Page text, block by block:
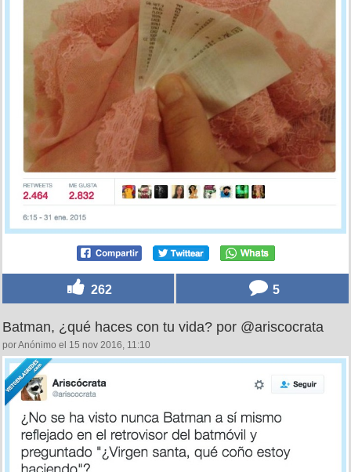
262 5
Batman, ¿qué haces con tu vida? por @ariscocrata
por Anónimo el 15 nov 2016, 11:10